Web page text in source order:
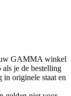
GAMMA winkel
als je de bestelling
in originele staat en